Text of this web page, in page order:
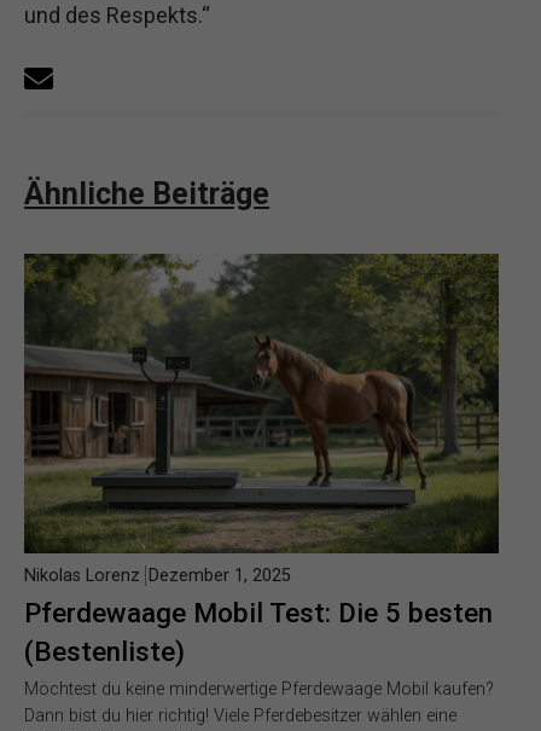
und des Respekts.“
Ähnliche Beiträge
Pferdewaage Mobil Test: Die 5 besten
(Bestenliste)
Nikolas Lorenz Dezember 1, 2025
Möchtest du keine minderwertige Pferdewaage Mobil kaufen?
Dann bist du hier richtig! Viele Pferdebesitzer wählen eine